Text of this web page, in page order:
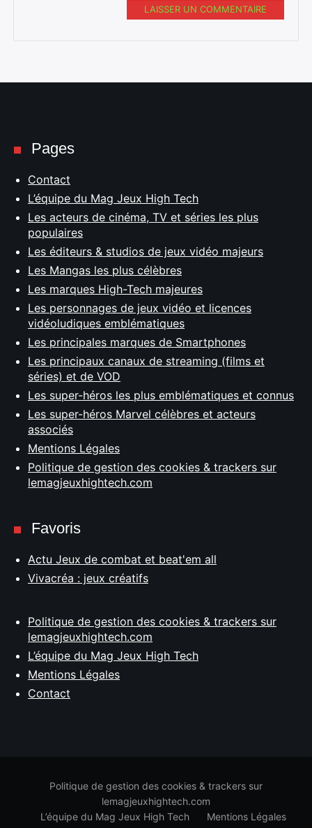
LAISSER UN COMMENTAIRE
Pages
Contact
L’équipe du Mag Jeux High Tech
Les acteurs de cinéma, TV et séries les plus
populaires
Les éditeurs & studios de jeux vidéo majeurs
Les Mangas les plus célèbres
Les marques High-Tech majeures
Les personnages de jeux vidéo et licences
vidéoludiques emblématiques
Les principales marques de Smartphones
Les principaux canaux de streaming (films et
séries) et de VOD
Les super-héros les plus emblématiques et connus
Les super-héros Marvel célèbres et acteurs
associés
Mentions Légales
Politique de gestion des cookies & trackers sur
lemagjeuxhightech.com
Favoris
Actu Jeux de combat et beat'em all
Vivacréa : jeux créatifs
Politique de gestion des cookies & trackers sur
lemagjeuxhightech.com
L’équipe du Mag Jeux High Tech
Mentions Légales
Contact
Politique de gestion des cookies & trackers sur
lemagjeuxhightech.com
L’équipe du Mag Jeux High Tech
Mentions Légales